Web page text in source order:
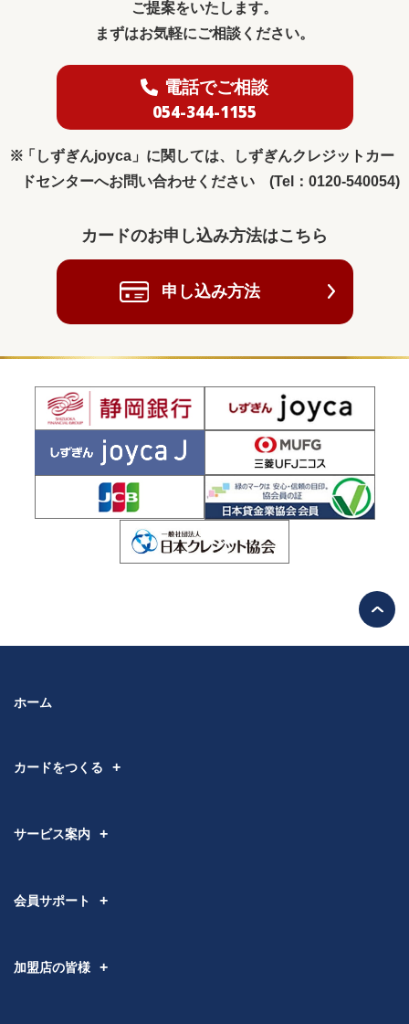
ご提案をいたします。
まずはお気軽にご相談ください。
電話でご相談
054-344-1155
「しずぎんjoyca」に関しては、しずぎんクレジットカー
ドセンターへお問い合わせください (Tel：0120-540054)
カードのお申し込み方法はこちら
申し込み方法
ホーム
カードをつくる
サービス案内
会員サポート
加盟店の皆様